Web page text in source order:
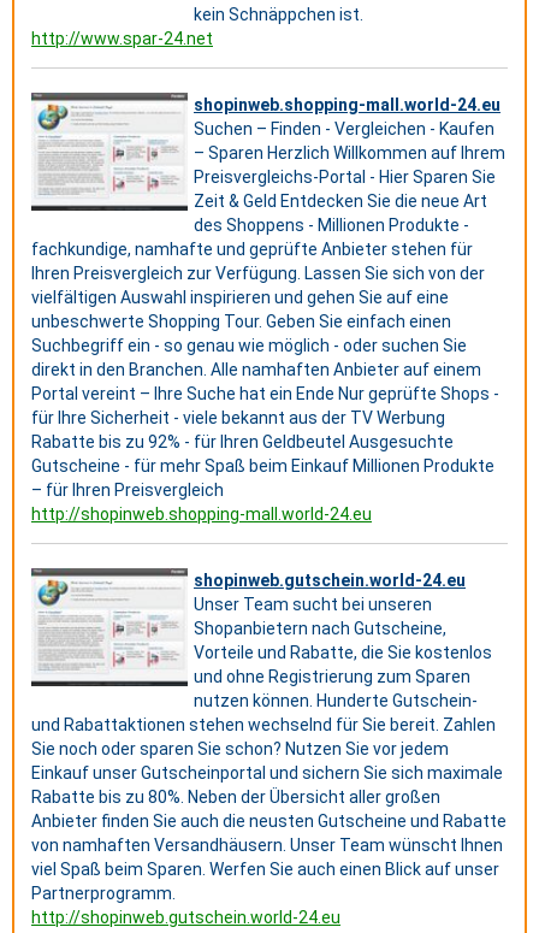
kein Schnäppchen ist.
http://www.spar-24.net
shopinweb.shopping-mall.world-24.eu
Suchen – Finden - Vergleichen - Kaufen
– Sparen Herzlich Willkommen auf Ihrem
Preisvergleichs-Portal - Hier Sparen Sie
Zeit & Geld Entdecken Sie die neue Art
des Shoppens - Millionen Produkte -
fachkundige, namhafte und geprüfte Anbieter stehen für
Ihren Preisvergleich zur Verfügung. Lassen Sie sich von der
vielfältigen Auswahl inspirieren und gehen Sie auf eine
unbeschwerte Shopping Tour. Geben Sie einfach einen
Suchbegriff ein - so genau wie möglich - oder suchen Sie
direkt in den Branchen. Alle namhaften Anbieter auf einem
Portal vereint – Ihre Suche hat ein Ende Nur geprüfte Shops -
für Ihre Sicherheit - viele bekannt aus der TV Werbung
Rabatte bis zu 92% - für Ihren Geldbeutel Ausgesuchte
Gutscheine - für mehr Spaß beim Einkauf Millionen Produkte
– für Ihren Preisvergleich
http://shopinweb.shopping-mall.world-24.eu
shopinweb.gutschein.world-24.eu
Unser Team sucht bei unseren
Shopanbietern nach Gutscheine,
Vorteile und Rabatte, die Sie kostenlos
und ohne Registrierung zum Sparen
nutzen können. Hunderte Gutschein-
und Rabattaktionen stehen wechselnd für Sie bereit. Zahlen
Sie noch oder sparen Sie schon? Nutzen Sie vor jedem
Einkauf unser Gutscheinportal und sichern Sie sich maximale
Rabatte bis zu 80%. Neben der Übersicht aller großen
Anbieter finden Sie auch die neusten Gutscheine und Rabatte
von namhaften Versandhäusern. Unser Team wünscht Ihnen
viel Spaß beim Sparen. Werfen Sie auch einen Blick auf unser
Partnerprogramm.
http://shopinweb.gutschein.world-24.eu